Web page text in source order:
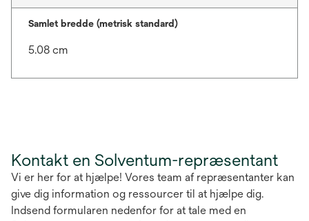
Samlet bredde (metrisk standard)
5.08 cm
Kontakt en Solventum-repræsentant
Vi er her for at hjælpe! Vores team af repræsentanter kan
give dig information og ressourcer til at hjælpe dig.
Indsend formularen nedenfor for at tale med en